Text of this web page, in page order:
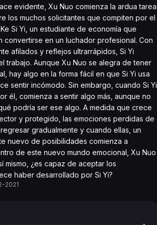
evidente, Xu Nuo comienza la ardua tarea
los muchos solicitantes que compiten por el
Si Yi, un estudiante de economía que
convertirse en un luchador profesional. Con
afilados y reflejos ultrarrápidos, Si Yi
trabajo. Aunque Xu Nuo se alegra de tener
hay algo en la forma fácil en que Si Yi usa
sentir incómodo. Sin embargo, cuando Si Yi
él, comienza a sentir algo más, aunque no
podría ser ese algo. A medida que crece
y protegido, las emociones perdidas de
gradualmente y cuando ellas, un
nuevo de posibilidades comienza a
de este nuevo mundo emocional, Xu Nuo
mismo, ¿es capaz de aceptar los
haber desarrollado por Si Yi?
2021